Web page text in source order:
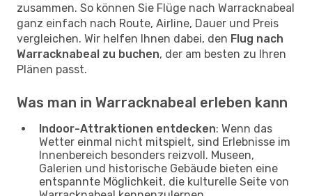
zusammen. So können Sie Flüge nach Warracknabeal
ganz einfach nach Route, Airline, Dauer und Preis
vergleichen. Wir helfen Ihnen dabei, den Flug nach
Warracknabeal zu buchen, der am besten zu Ihren
Plänen passt.
Was man in Warracknabeal erleben kann
Indoor-Attraktionen entdecken: Wenn das
Wetter einmal nicht mitspielt, sind Erlebnisse im
Innenbereich besonders reizvoll. Museen,
Galerien und historische Gebäude bieten eine
entspannte Möglichkeit, die kulturelle Seite von